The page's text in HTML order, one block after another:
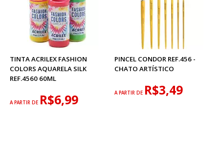
TINTA ACRILEX FASHION
COLORS AQUARELA SILK
REF.4560 60ML
A PARTIR DE R$6,99
PINCEL CONDOR REF.456 -
CHATO ARTÍSTICO
A PARTIR DE R$3,49